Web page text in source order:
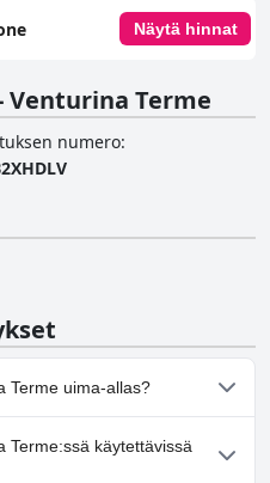
Näytä hinnat
Venturina Terme
numero:
Terme uima-allas?
ei ole uima-allasta.
Terme:ssä käytettävissä